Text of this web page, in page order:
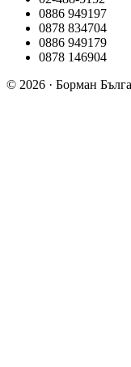
0886 949197
0878 834704
0886 949179
0878 146904
© 2026 · Борман